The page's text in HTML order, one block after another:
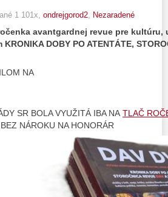
1 101x, ondrejgorod2 Nezaradené
avantgardnej revue pre
DOBY PO ATENTÁTE,
NA
SR BOLA VYUŽITÁ IBA NA TLAČ
NÁROKU NA HONORÁR